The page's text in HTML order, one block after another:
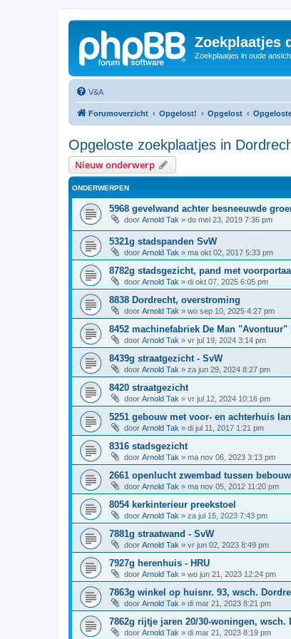
Zoekplaatjes
Zoekplaatjes in oude
V&A
Forumoverzicht Opgelost! Opgelost
Opgeloste zoekplaatjes in
Nieuw onderwerp
ONDERWERPEN
5968 gevelwand achter besneeuwde
door Arnold Tak » do mei 23, 2019 7:36 pm
5321g stadspanden SvW
door Arnold Tak » ma okt 02, 2017 5:33 pm
8782g stadsgezicht, pand met
door Arnold Tak » di okt 07, 2025 6:05 pm
8838 Dordrecht, overstroming
door Arnold Tak » wo sep 10, 2025 4:27 pm
8452 machinefabriek De Man "Avontuur"
door Arnold Tak » vr jul 19, 2024 3:14 pm
8439g straatgezicht - SvW
door Arnold Tak » za jun 29, 2024 8:27 pm
8420 straatgezicht
door Arnold Tak » vr jul 12, 2024 10:16 pm
5251 gebouw met voor- en achterhuis
door Arnold Tak » di jul 11, 2017 1:21 pm
8316 stadsgezicht
door Arnold Tak » ma nov 06, 2023 3:13 pm
2661 openlucht zwembad tussen
door Arnold Tak » ma nov 05, 2012 11:20 pm
8054 kerkinterieur preekstoel
door Arnold Tak » za jul 15, 2023 7:43 pm
7881g straatwand - SvW
door Arnold Tak » vr jun 02, 2023 8:49 pm
7927g herenhuis - HRU
door Arnold Tak » wo jun 21, 2023 12:24 pm
7863g winkel op huisnr. 93, wsch.
door Arnold Tak » di mar 21, 2023 8:21 pm
7862g rijtje jaren 20/30-woningen, wsch.
door Arnold Tak » di mar 21, 2023 8:19 pm